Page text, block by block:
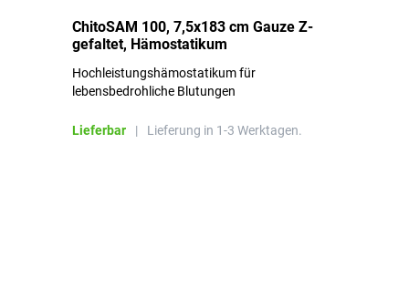
ChitoSAM 100, 7,5x183 cm Gauze Z-
gefaltet, Hämostatikum
Hochleistungshämostatikum für
lebensbedrohliche Blutungen
Lieferbar | Lieferung in 1-3 Werktagen.